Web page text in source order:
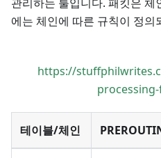
에는 체인에 따른 규칙이 정의
https://
테이블/체인